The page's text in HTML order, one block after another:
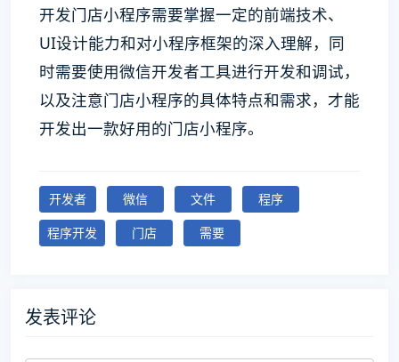
开发门店小程序需要掌握一定的前端技术、
UI设计能力和对小程序框架的深入理解，同
时需要使用微信开发者工具进行开发和调试，
以及注意门店小程序的具体特点和需求，才能
开发出一款好用的门店小程序。
开发者 微信 文件
程序
程序开发
门店 需要
发表评论